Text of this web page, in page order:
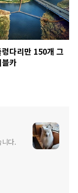
다리만 150개 그
카
다.